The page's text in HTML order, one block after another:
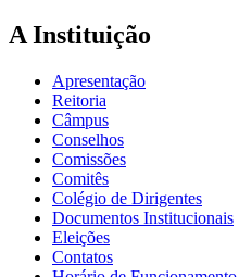
A Instituição
Apresentação
Reitoria
Câmpus
Conselhos
Comissões
Comitês
Colégio de Dirigentes
Documentos Institucionais
Eleições
Contatos